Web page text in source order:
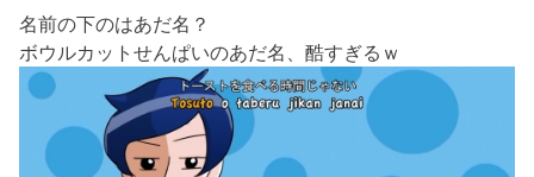
名前の下のはあだ名？
ボウルカットせんぱいのあだ名、酷すぎるｗ